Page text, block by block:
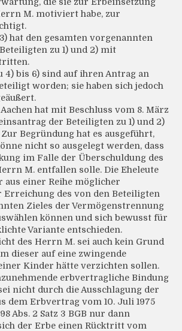
M. motiviert habe, zur
hat den gesamten vorgenannten
zu 1) und 2) mit
4) bis 6) sind auf ihren Antrag an
worden; sie haben sich jedoch
hat mit Beschluss vom 8. März
der Beteiligten zu 1) und 2)
Begründung hat es ausgeführt,
nicht so ausgelegt werden, dass
im Falle der Überschuldung des
M. entfallen solle. Die Eheleute
aus einer Reihe möglicher
Erreichung des von den Beteiligten
Zieles der Vermögenstrennung
können und sich bewusst für
Variante entschieden.
des Herrn M. sei auch kein Grund
dieser auf eine zwingende
Kinder hätte verzichten sollen.
erbvertragliche Bindung
nicht durch die Ausschlagung der
dem Erbvertrag vom 10. Juli 1975
Abs. 2 Satz 3 BGB nur dann
der Erbe einen Rücktritt vom